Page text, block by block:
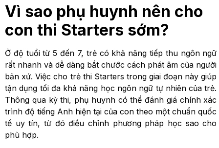
Vì sao phụ huynh nên cho
con thi Starters sớm?
Ở độ tuổi từ 5 đến 7, trẻ có khả năng tiếp thu ngôn ngữ
rất nhanh và dễ dàng bắt chước cách phát âm của người
bản xứ. Việc cho trẻ thi Starters trong giai đoạn này giúp
tận dụng tối đa khả năng học ngôn ngữ tự nhiên của trẻ.
Thông qua kỳ thi, phụ huynh có thể đánh giá chính xác
trình độ tiếng Anh hiện tại của con theo một chuẩn quốc
tế uy tín, từ đó điều chỉnh phương pháp học sao cho
phù hợp.